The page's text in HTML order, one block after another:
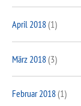
April 2018(1)
März 2018(3)
Februar 2018(1)